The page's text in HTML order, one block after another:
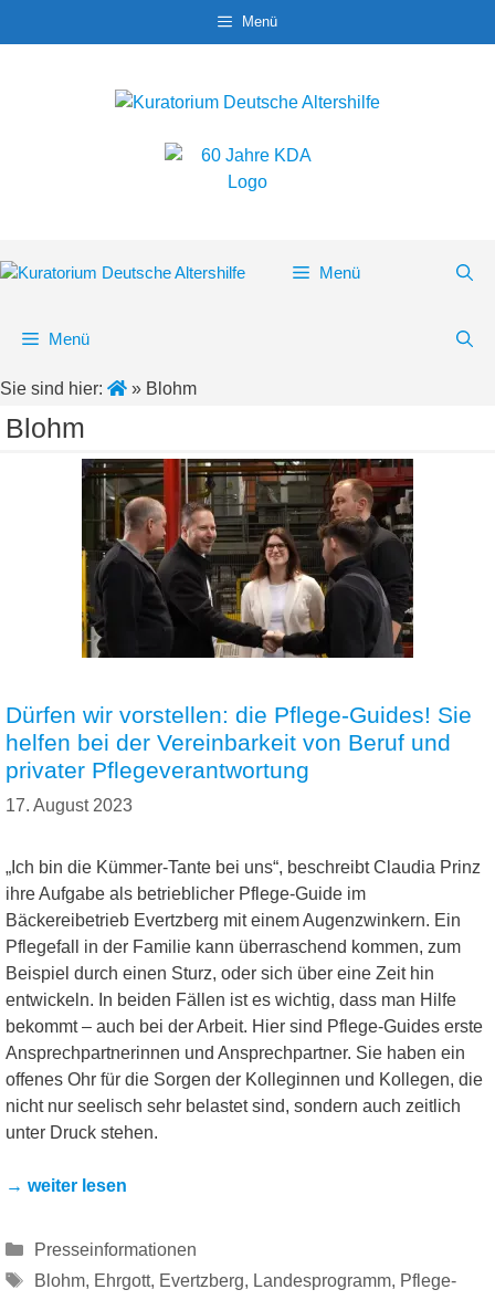
Menü
Menü
Menü
Sie sind hier: » Blohm
Blohm
Dürfen wir vorstellen: die Pflege-Guides! Sie
helfen bei der Vereinbarkeit von Beruf und
privater Pflegeverantwortung
17. August 2023
„Ich bin die Kümmer-Tante bei uns“, beschreibt Claudia Prinz
ihre Aufgabe als betrieblicher Pflege-Guide im
Bäckereibetrieb Evertzberg mit einem Augenzwinkern. Ein
Pflegefall in der Familie kann überraschend kommen, zum
Beispiel durch einen Sturz, oder sich über eine Zeit hin
entwickeln. In beiden Fällen ist es wichtig, dass man Hilfe
bekommt – auch bei der Arbeit. Hier sind Pflege-Guides erste
Ansprechpartnerinnen und Ansprechpartner. Sie haben ein
offenes Ohr für die Sorgen der Kolleginnen und Kollegen, die
nicht nur seelisch sehr belastet sind, sondern auch zeitlich
unter Druck stehen.
→ weiter lesen
Kategorien
Presseinformationen
Schlagwörter
Blohm, Ehrgott, Evertzberg, Landesprogramm, Pflege-